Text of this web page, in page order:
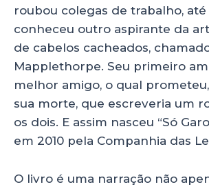
roubou colegas de trabalho, até
conheceu outro aspirante da
de cabelos cacheados,
Mapplethorpe. Seu primeiro
melhor amigo, o qual
sua morte, que escreveria um
os dois. E assim nasceu “Só
em 2010 pela Companhia das
O livro é uma narração não